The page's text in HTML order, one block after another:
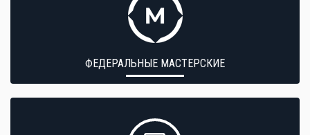
ФЕДЕРАЛЬНЫЕ МАСТЕРСКИЕ